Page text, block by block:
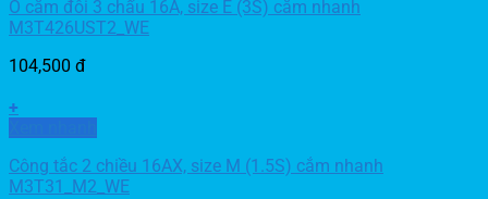
Ổ cắm đôi 3 chấu 16A, size E (3S) cắm nhanh
M3T426UST2_WE
104,500 đ
+
Công tắc 2 chiều 16AX, size M (1.5S) cắm nhanh
M3T31_M2_WE